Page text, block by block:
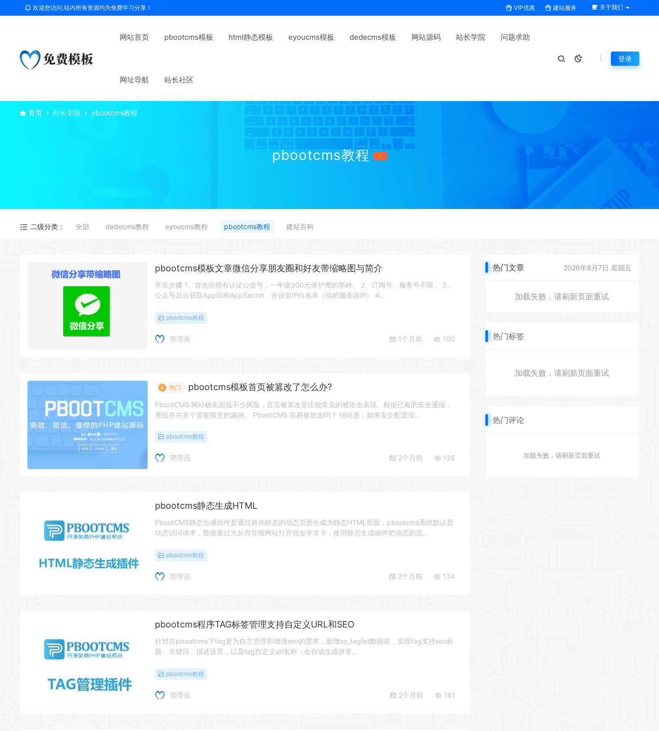
欢迎您访问,站内所有资源均为免费学习分享！ VIP优惠 建站服务 关于我们
网站首页 pbootcms模板 html静态模板 eyoucms模板 dedecms模板 网站源码 站长学院 问题求助
网址导航 站长社区
登录
首页 站长学院 pbootcms教程
pbootcms教程 -
二级分类： 全部 dedecms教程 eyoucms教程 pbootcms教程 建站百科
pbootcms模板文章微信分享朋友圈和好友带缩略图与简介
开发步骤 1、首先你得有认证公众号，一年缴300元保护费的那种。 2、订阅号、服务号不限。 3、
公众号后台获取AppID和AppSecret，并设置IP白名单（你的服务器IP） 4…
pbootcms教程
管理员 1个月前 100
# 热门 pbootcms模板首页被篡改了怎么办?
PbootCMS 网站确实面临不少风险，首页被篡改是比较常见的被攻击表现。根据已有的安全通报，
系统存在多个需要留意的漏洞。 PbootCMS 容易被攻击吗？ 结论是：如果安全配置没…
pbootcms教程
管理员 2个月前 128
pbootcms静态生成HTML
PbootCMS静态生成插件是通过将伪静态的动态页面生成为静态HTML页面，pbootcms系统默认是
动态访问请求，数据量过大从而导致网站打开就会非常卡，使用静态生成插件把动态的页…
pbootcms教程
管理员 2个月前 134
pbootcms程序TAG标签管理支持自定义URL和SEO
针对在pbootcms下tag更为自主管理和增强seo的需求，新增ay_taglist数据表，实现tag支持seo标
题、关键词、描述设置，以及tag自定义url名称（会自动生成拼音…
pbootcms教程
管理员 2个月前 181
热门文章 2026年8月7日 星期五
加载失败，请刷新页面重试
热门标签
加载失败，请刷新页面重试
热门评论
加载失败，请刷新页面重试